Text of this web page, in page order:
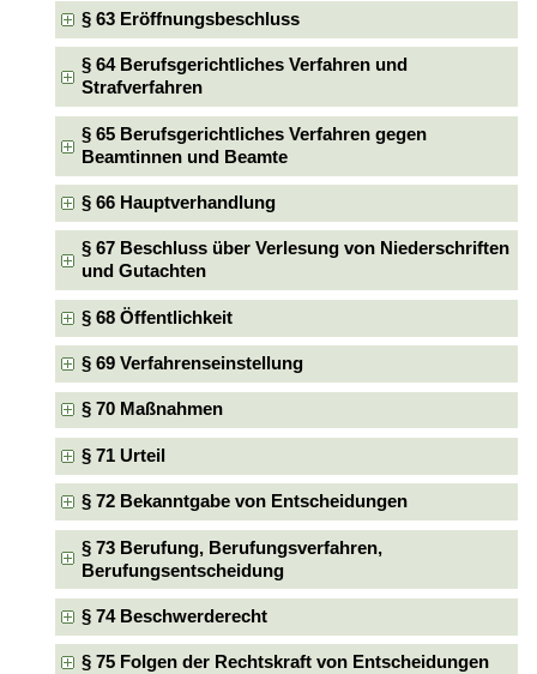
§ 63 Eröffnungsbeschluss
§ 64 Berufsgerichtliches Verfahren und
Strafverfahren
§ 65 Berufsgerichtliches Verfahren gegen
Beamtinnen und Beamte
§ 66 Hauptverhandlung
§ 67 Beschluss über Verlesung von Niederschriften
und Gutachten
§ 68 Öffentlichkeit
§ 69 Verfahrenseinstellung
§ 70 Maßnahmen
§ 71 Urteil
§ 72 Bekanntgabe von Entscheidungen
§ 73 Berufung, Berufungsverfahren,
Berufungsentscheidung
§ 74 Beschwerderecht
§ 75 Folgen der Rechtskraft von Entscheidungen